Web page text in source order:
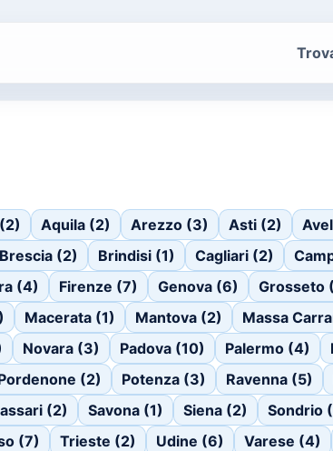
Aquila (2) Arezzo (3) Asti (2)
Brescia (2) Brindisi (1) Cagliari (2)
(4) Firenze (7) Genova (6) Grosseto
Macerata (1) Mantova (2) Massa
Novara (3) Padova (10) Palermo (4)
(2) Potenza (3) Ravenna (5)
(2) Savona (1) Siena (2) Sondrio
(7) Trieste (2) Udine (6) Varese (4)